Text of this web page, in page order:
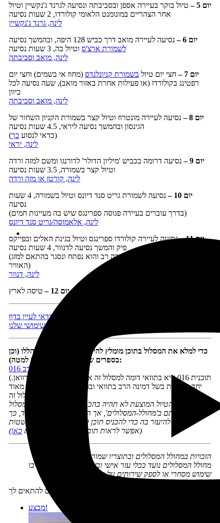
יום 5
–טיול בוקר בעיירה אספן ובסביבתה ונסיעה לגרנד ג'נקשיין וטיול
אחר הצהריים במונומנט הלאומי קולורדו, 2 שעות נסיעה
לינה, גרנד ג'נקשיין
יום 6
–נסיעה לעיירה מואב דרך כביש 128 היפה, ובהמשך נסיעה
לשמורת ארצ'ס וטיול בה, 3 שעות נסיעה
לינה, מואב וסביבתה
יום 7
–חצי יום טיול בשמורת קניונלנדס (מחוז אי בשמים) וחצי יום
רפטינג בקולורדו (או פעילות אחרת באזור מואב), שעה נסיעה לכל
כיוון
לינה, מואב וסביבתה
יום 8 –
נסיעה לעיירה מונטרוז וטיול קצר בשמורת הקניון השחור של
הגינסון ובהמשך נסיעה ליראי, 4.5 שעות נסיעה
(כדאי לנסוע כך
)
לינה, יראי
יום 9 –
נסיעה דרומה בכביש 'מיליון הדולר' לדורנגו ומשם למזה ורדה
וטיול קצר בשמורה, 3.5 שעות נסיעה
לינה, קורטז או מזה ורדה
יום 10
–
נסיעה לשמורת גריט סנד דיונס וטיול בשמורה, 4 שעות
נסיעה
(בדרך עוברים בעיירה פגוסה ספרינגס שיש בה מעיינות חמים)
לינה, אלאמוסה/גריט סנד דיונס
יום 11 –
נסיעה לעיירה קולורדו ספרינגס וטיול בגינת האלים ובפייקס
פיק והמשך נסיעה לדנוור, 4 שעות נסיעה
(הכביש לפייקס פיק מוביל לגובה רב והוא נפתח ונסגר בהתאם למזג
האוויר)
לינה, דנוור
יום 12
–טיסה לארץ
לפני הזמנת טיסות, מלונות ורכב, ולפני היציאה לדרך כדאי לעיין בדף
המידע השימושי שלנו
כדי למלא את המסלול בתוכן מומלץ להיעזר בתוכניות הטיול הללו (וכן
בספרים שתמונותיהם מופיעות למטה):
תוכנית טיול מערב 016
(תוכנית 016 היא בתוואי דומה למסלול זה אך מותאמת לטיול בקרוואן.
יחד עם זאת בשל דמינה הרב בתוואי ובפעילויות היא מומלצת מאוד
תוכנית הטיול המוצעת לא תהיה בהכרח זהה במאה אחוז למסלול
שבחרתם ב'מחולל-המסלולים', אך היא תהיה דומה לו מאוד, כך
שתוכלו להיעזר בה כדי להכניס תוכן לימי הטיול בקלות ובפשטות
(אפשר לראות תוכניות חינאמיות לדוגמא כאן)
הזכויות במחולל המסלולים ובתוצריו שמורות לנטע דגני
מחולל המסלולים נועד ככלי עזר אישי ובשום אופן אין לעשות בו
שימוש מסחרי או לספק שירותים על בסיסו
מבצע!